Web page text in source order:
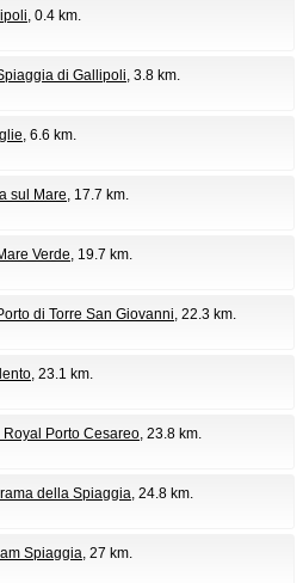
, 0.4 km.
di Gallipoli , 3.8 km.
, 6.6 km.
sul Mare , 17.7 km.
Verde , 19.7 km.
di Torre San Giovanni , 22.3 km.
, 23.1 km.
Royal Porto Cesareo , 23.8 km.
della Spiaggia , 24.8 km.
Spiaggia , 27 km.